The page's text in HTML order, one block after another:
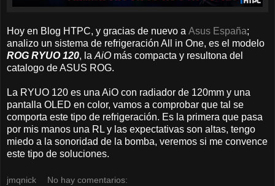
Hoy en Blog HTPC, y gracias de nuevo a Asus España;
analizo un sistema de refrigeración All in One, es el modelo
ROG RYUO 120, la AiO más compacta y resultona del
catalogo de ASUS ROG.
La RYUO 120 es una AiO con radiador de 120mm y una
pantalla OLED en color, vamos a comprobar que tal se
comporta este tipo de refrigeración. Es la primera que pasa
por mis manos una RL y las expectativas son altas, tengo
miedo a la sonoridad de la bomba, veremos si me convence
este tipo de soluciones.
jmqnick No hay comentarios: